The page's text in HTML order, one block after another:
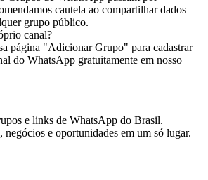
cautela ao compartilhar dados
grupo público.
canal?
página "Adicionar Grupo" para cadastrar
do WhatsApp gratuitamente em nosso
e links de WhatsApp do Brasil.
negócios e oportunidades em um só lugar.